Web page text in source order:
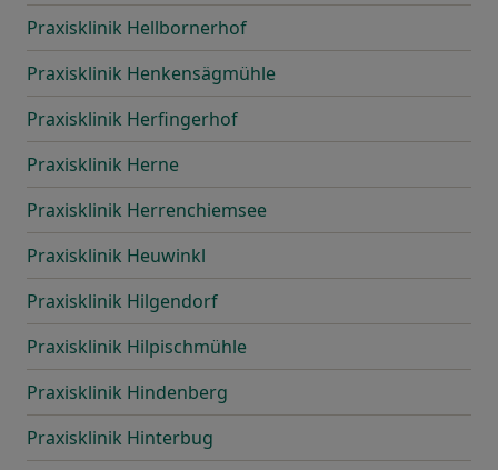
Praxisklinik Hellbornerhof
Praxisklinik Henkensägmühle
Praxisklinik Herfingerhof
Praxisklinik Herne
Praxisklinik Herrenchiemsee
Praxisklinik Heuwinkl
Praxisklinik Hilgendorf
Praxisklinik Hilpischmühle
Praxisklinik Hindenberg
Praxisklinik Hinterbug